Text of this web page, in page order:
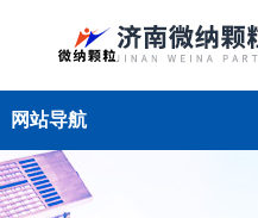
网站导航